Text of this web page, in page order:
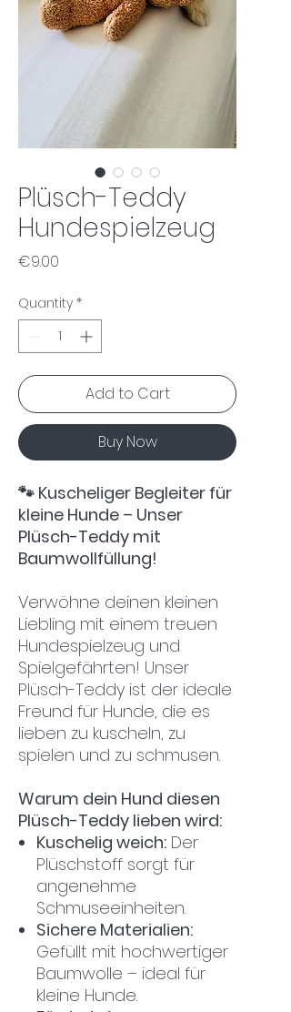
Plüsch-Teddy
Hundespielzeug
€9.00
Quantity *
Add to Cart
Buy Now
🐾 Kuscheliger Begleiter für
kleine Hunde – Unser
Plüsch-Teddy mit
Baumwollfüllung!
Verwöhne deinen kleinen
Liebling mit einem treuen
Hundespielzeug und
Spielgefährten! Unser
Plüsch-Teddy ist der ideale
Freund für Hunde, die es
lieben zu kuscheln, zu
spielen und zu schmusen.
Warum dein Hund diesen
Plüsch-Teddy lieben wird:
Kuschelig weich: Der
Plüschstoff sorgt für
angenehme
Schmuseeinheiten.
Sichere Materialien:
Gefüllt mit hochwertiger
Baumwolle – ideal für
kleine Hunde.